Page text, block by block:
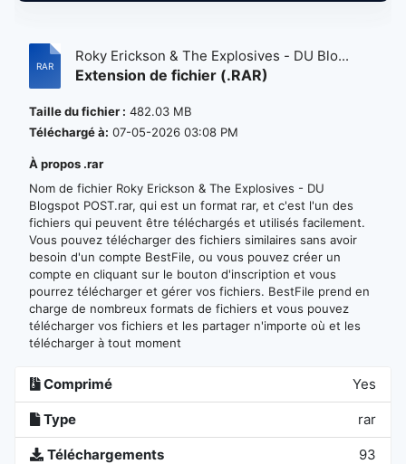
Roky Erickson & The Explosives - DU Blo...
Extension de fichier (.RAR)
Taille du fichier : 482.03 MB
Téléchargé à: 07-05-2026 03:08 PM
À propos .rar
Nom de fichier Roky Erickson & The Explosives - DU
Blogspot POST.rar, qui est un format rar, et c'est l'un des
fichiers qui peuvent être téléchargés et utilisés facilement.
Vous pouvez télécharger des fichiers similaires sans avoir
besoin d'un compte BestFile, ou vous pouvez créer un
compte en cliquant sur le bouton d'inscription et vous
pourrez télécharger et gérer vos fichiers. BestFile prend en
charge de nombreux formats de fichiers et vous pouvez
télécharger vos fichiers et les partager n'importe où et les
télécharger à tout moment
Comprimé Yes
Type rar
Téléchargements 93